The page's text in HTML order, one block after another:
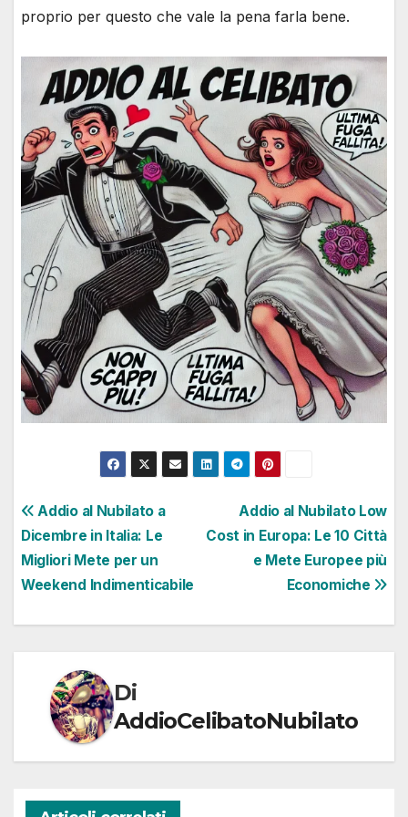
proprio per questo che vale la pena farla bene.
Navigazione
articoli
Addio al Nubilato Low
Cost in Europa: Le 10 Città
e Mete Europee più
Economiche
Addio al Nubilato a
Dicembre in Italia: Le
Migliori Mete per un
Weekend Indimenticabile
Di
AddioCelibatoNubilato